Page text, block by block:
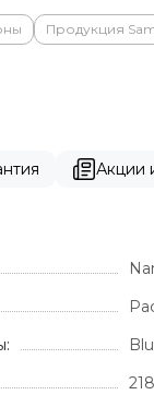
Продукция
Акции
218